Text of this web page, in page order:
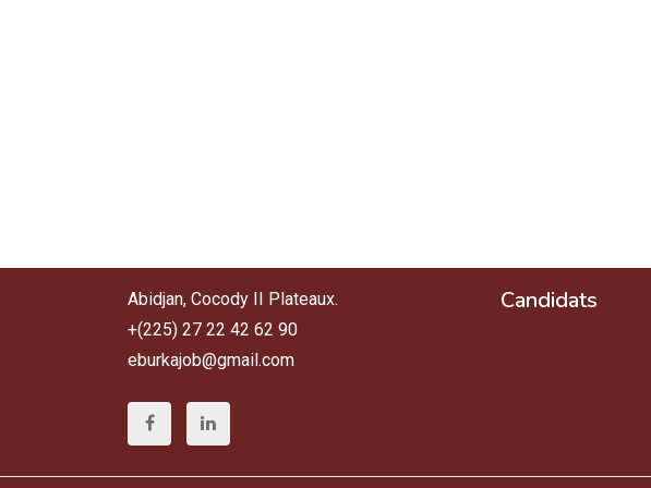
Abidjan, Cocody II Plateaux.
+(225) 27 22 42 62 90
eburkajob@gmail.com
Candidats